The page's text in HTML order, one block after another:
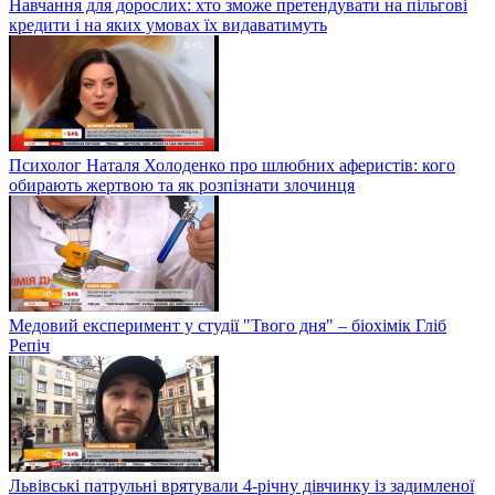
Навчання для дорослих: хто зможе претендувати на пільгові
кредити і на яких умовах їх видаватимуть
Психолог Наталя Холоденко про шлюбних аферистів: кого
обирають жертвою та як розпізнати злочинця
Медовий експеримент у студії "Твого дня" – біохімік Гліб
Репіч
Львівські патрульні врятували 4-річну дівчинку із задимленої